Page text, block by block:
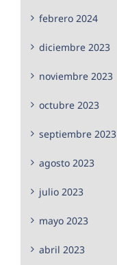
febrero 2024
diciembre 2023
noviembre 2023
octubre 2023
septiembre 2023
agosto 2023
julio 2023
mayo 2023
abril 2023